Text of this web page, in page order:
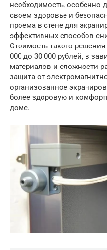
необходимость, особенно
своем здоровье и
проема в стене для
эффективных способов
Стоимость такого
000 до 30 000 рублей, в
материалов и сложности
защита от
организованное
более здоровую и
доме.